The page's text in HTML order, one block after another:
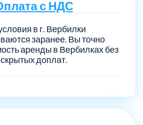
с НДС
в г. Вербилки
заранее. Вы точно
аренды в Вербилках без
скрытых доплат.
город: